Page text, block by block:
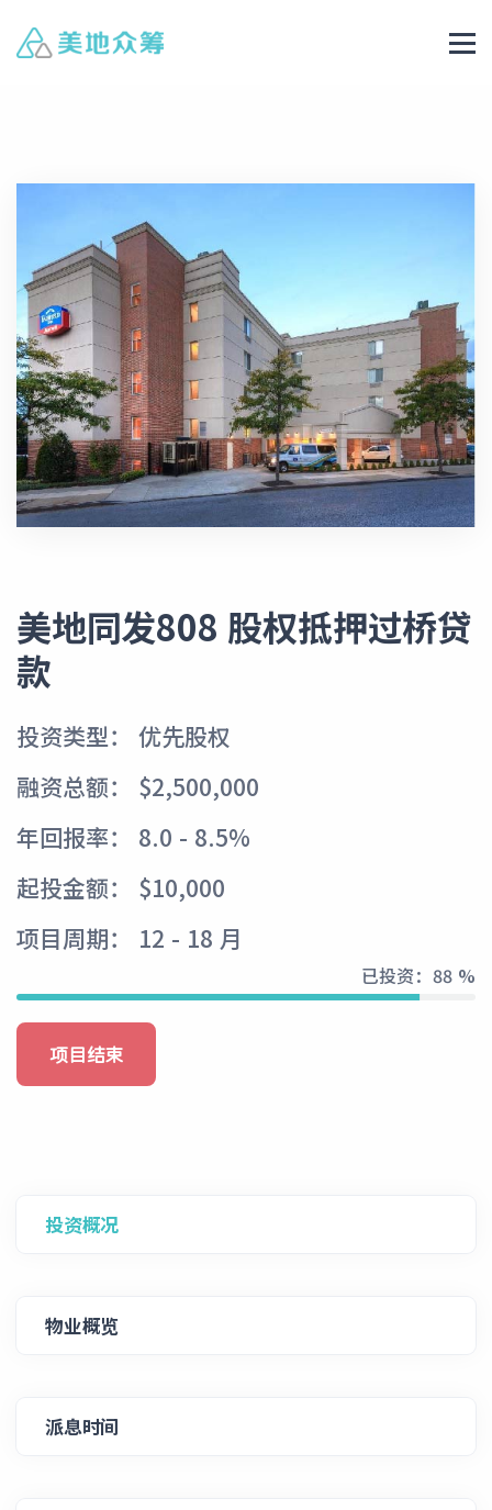
美地同发808 股权抵押过桥贷
款
投资类型： 优先股权
融资总额： $2,500,000
年回报率： 8.0 - 8.5%
起投金额： $10,000
项目周期： 12 - 18 月
已投资： 96 %
项目结束
投资概况
物业概览
派息时间